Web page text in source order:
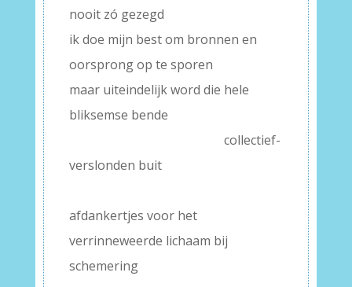
nooit zó gezegd
ik doe mijn best om bronnen en
oorsprong op te sporen
maar uiteindelijk word die hele
bliksemse bende
collectief-
verslonden buit
afdankertjes voor het
verrinneweerde lichaam bij
schemering